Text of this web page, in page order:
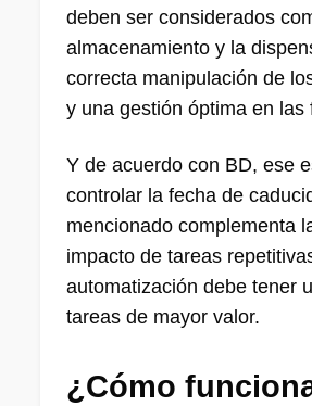
deben ser considerados
almacenamiento y la
correcta manipulación de
y una gestión óptima en las
Y de acuerdo con BD, ese
controlar la fecha de
mencionado complementa
impacto de tareas
automatización debe tener
tareas de mayor valor.
¿Cómo